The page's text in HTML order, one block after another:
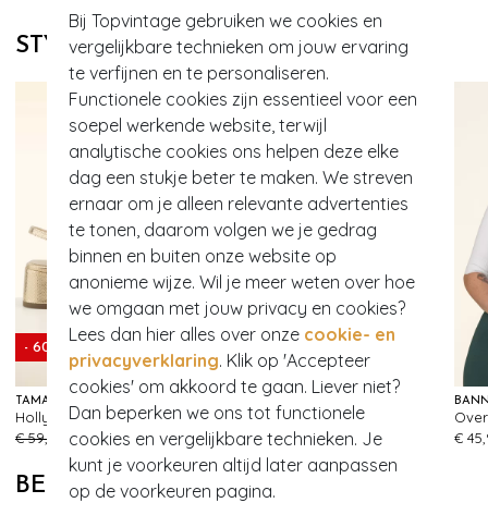
Bij Topvintage gebruiken we cookies en
vergelijkbare technieken om jouw ervaring
te verfijnen en te personaliseren.
Functionele cookies zijn essentieel voor een
soepel werkende website, terwijl
analytische cookies ons helpen deze elke
dag een stukje beter te maken. We streven
ernaar om je alleen relevante advertenties
te tonen, daarom volgen we je gedrag
binnen en buiten onze website op
anonieme wijze. Wil je meer weten over hoe
we omgaan met jouw privacy en cookies?
Lees dan hier alles over onze cookie- en
privacyverklaring. Klik op 'Accepteer
cookies' om akkoord te gaan. Liever niet?
Dan beperken we ons tot functionele
cookies en vergelijkbare technieken. Je
kunt je voorkeuren altijd later aanpassen
op de voorkeuren pagina.
STYLE DIT MET
- 60%
TAMARIS
Holly Glam sandaaltjes in goud
€ 59,95
€ 23,95
€ 55,95 € 21,95 €
BEKIJK MEER VAN